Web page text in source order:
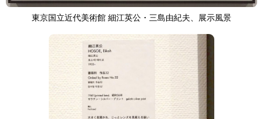
東京国立近代美術館 細江英公・三島由紀夫、展示風景